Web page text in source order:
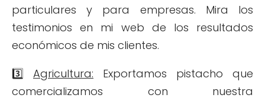
particulares y para empresas. Mira los
testimonios en mi web de los resultados
económicos de mis clientes.
3️⃣ Agricultura: Exportamos pistacho que
comercializamos con nuestra